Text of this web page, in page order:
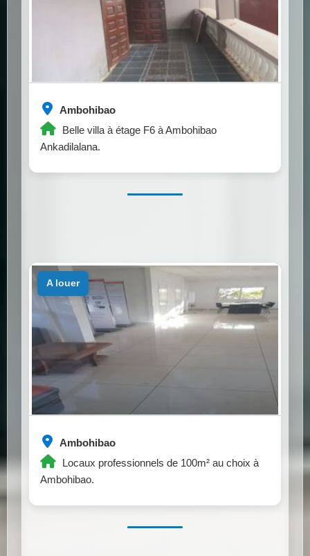
Ambohibao
Belle villa à étage F6 à Ambohibao
Ankadilalana.
Ambohibao
Locaux professionnels de 100m² au choix à
Ambohibao.
a louer